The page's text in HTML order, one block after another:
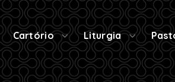
Cartório Liturgia